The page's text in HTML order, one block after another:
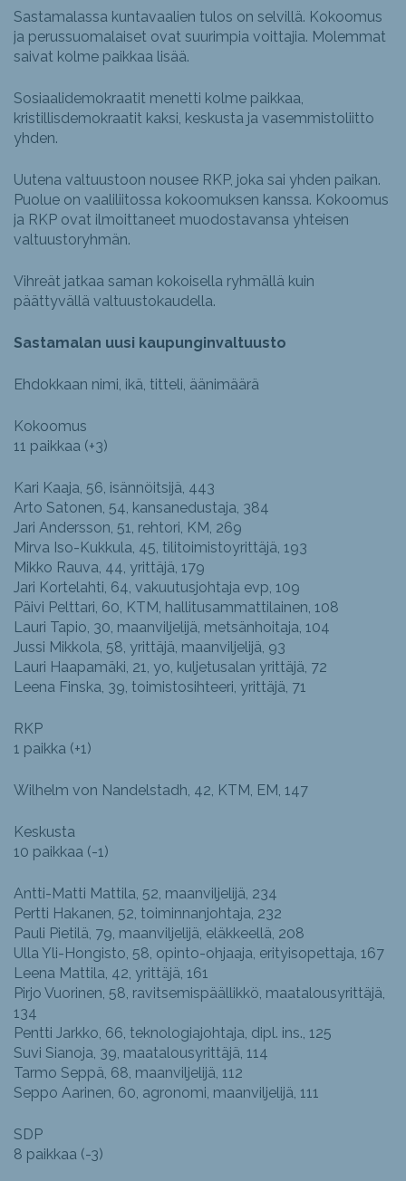
Sastamalassa kuntavaalien tulos on selvillä. Kokoomus
ja perussuomalaiset ovat suurimpia voittajia. Molemmat
saivat kolme paikkaa lisää.
Sosiaalidemokraatit menetti kolme paikkaa,
kristillisdemokraatit kaksi, keskusta ja vasemmistoliitto
yhden.
Uutena valtuustoon nousee RKP, joka sai yhden paikan.
Puolue on vaaliliitossa kokoomuksen kanssa. Kokoomus
ja RKP ovat ilmoittaneet muodostavansa yhteisen
valtuustoryhmän.
Vihreät jatkaa saman kokoisella ryhmällä kuin
päättyvällä valtuustokaudella.
Sastamalan uusi kaupunginvaltuusto
Ehdokkaan nimi, ikä, titteli, äänimäärä
Kokoomus
11 paikkaa (+3)
Kari Kaaja, 56, isännöitsijä, 443
Arto Satonen, 54, kansanedustaja, 384
Jari Andersson, 51, rehtori, KM, 269
Mirva Iso-Kukkula, 45, tilitoimistoyrittäjä, 193
Mikko Rauva, 44, yrittäjä, 179
Jari Kortelahti, 64, vakuutusjohtaja evp, 109
Päivi Pelttari, 60, KTM, hallitusammattilainen, 108
Lauri Tapio, 30, maanviljelijä, metsänhoitaja, 104
Jussi Mikkola, 58, yrittäjä, maanviljelijä, 93
Lauri Haapamäki, 21, yo, kuljetusalan yrittäjä, 72
Leena Finska, 39, toimistosihteeri, yrittäjä, 71
RKP
1 paikka (+1)
Wilhelm von Nandelstadh, 42, KTM, EM, 147
Keskusta
10 paikkaa (-1)
Antti-Matti Mattila, 52, maanviljelijä, 234
Pertti Hakanen, 52, toiminnanjohtaja, 232
Pauli Pietilä, 79, maanviljelijä, eläkkeellä, 208
Ulla Yli-Hongisto, 58, opinto-ohjaaja, erityisopettaja, 167
Leena Mattila, 42, yrittäjä, 161
Pirjo Vuorinen, 58, ravitsemispäällikkö, maatalousyrittäjä,
134
Pentti Jarkko, 66, teknologiajohtaja, dipl. ins., 125
Suvi Sianoja, 39, maatalousyrittäjä, 114
Tarmo Seppä, 68, maanviljelijä, 112
Seppo Aarinen, 60, agronomi, maanviljelijä, 111
SDP
8 paikkaa (-3)